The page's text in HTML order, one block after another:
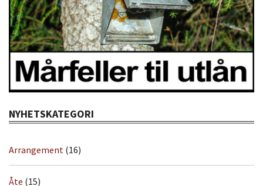
NYHETSKATEGORI
Arrangement (16)
Åte (15)